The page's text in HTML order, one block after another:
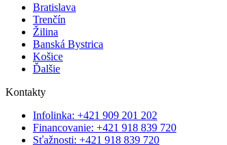
Bratislava
Trenčín
Žilina
Banská Bystrica
Košice
Ďalšie
Kontakty
Infolinka: +421 909 201 202
Financovanie: +421 918 839 720
Sťažnosti: +421 918 839 720